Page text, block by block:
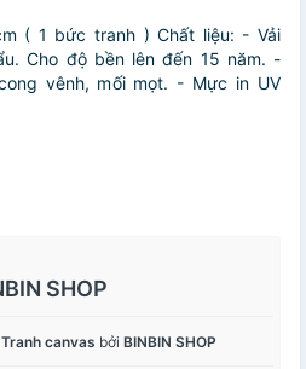
( 1 bức tranh ) Chất liệu: - Vải
Cho độ bền lên đến 15 năm. -
vênh, mối mọt. - Mực in UV
SHOP
Tranh canvas bởi BINBIN SHOP